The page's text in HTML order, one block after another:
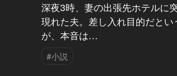
深夜3時、妻の出張先ホテルに
現れた夫。差し入れ目的だとい
が、本音は…
#小説